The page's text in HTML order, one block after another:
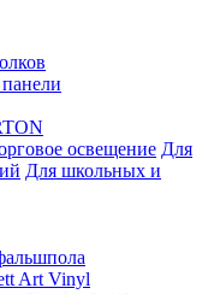
освещение Для
Для школьных и
Art Vinyl